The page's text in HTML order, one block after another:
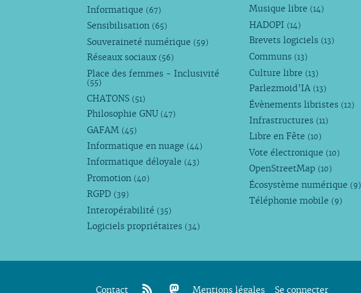
Informatique (67)
Sensibilisation (65)
Souveraineté numérique (59)
Réseaux sociaux (56)
Place des femmes - Inclusivité
(55)
CHATONS (51)
Philosophie GNU (47)
GAFAM (45)
Informatique en nuage (44)
Informatique déloyale (43)
Promotion (40)
RGPD (39)
Interopérabilité (35)
Logiciels propriétaires (34)
Musique libre (14)
HADOPI (14)
Brevets logiciels (13)
Communs (13)
Culture libre (13)
Parlezmoid’IA (13)
Évènements libristes (12)
Infrastructures (11)
Libre en Fête (10)
Vote électronique (10)
OpenStreetMap (10)
Écosystème numérique (9)
Téléphonie mobile (9)
Contact Mentions légales Se connecter